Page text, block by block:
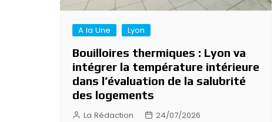
A la Une Lyon
Bouilloires thermiques : Lyon va
intégrer la température intérieure
dans l’évaluation de la salubrité
des logements
La Rédaction 24/07/2026